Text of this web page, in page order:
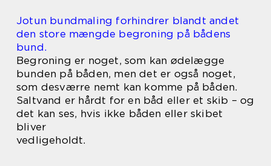
Jotun bundmaling forhindrer blandt andet
den store mængde begroning på bådens
bund.
Begroning er noget, som kan ødelægge
bunden på båden, men det er også noget,
som desværre nemt kan komme på båden.
Saltvand er hårdt for en båd eller et skib – og
det kan ses, hvis ikke båden eller skibet
bliver
vedligeholdt.